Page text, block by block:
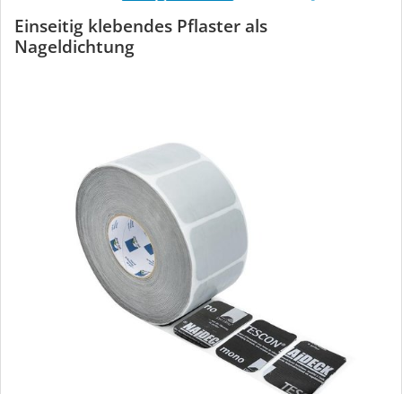
TESCON
NAIDECK
patch
Einseitig klebendes Pflaster als
Nageldichtung